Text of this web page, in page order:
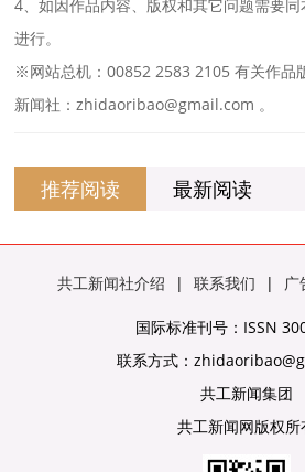
4、如因作品内容、版权和其它问题需要
进行。
※网站总机：00852 2583 2105 有关作品
新闻社：zhidaoribao@gmail.com 。
推荐阅读 最新阅读
共工新闻社介绍 | 联系我们 | 广
国际标准刊号：ISSN
联系方式：
共工新闻集团
共工新闻网版权所